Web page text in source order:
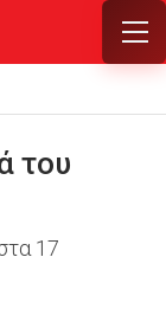
του
17